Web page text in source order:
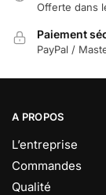
Offerte dans
Paiement
PayPal /
A PROPOS
L’entreprise
Commandes
Qualité